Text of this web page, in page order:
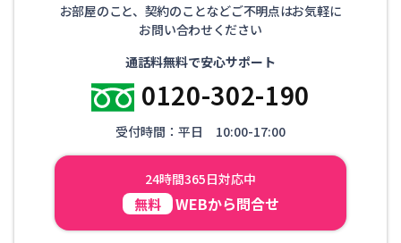
お部屋のこと、契約のことなどご不明点はお気軽に
お問い合わせください
通話料無料で安心サポート
0120-302-190
受付時間：平日 10:00-17:00
24時間365日対応中
無料 WEBから問合せ